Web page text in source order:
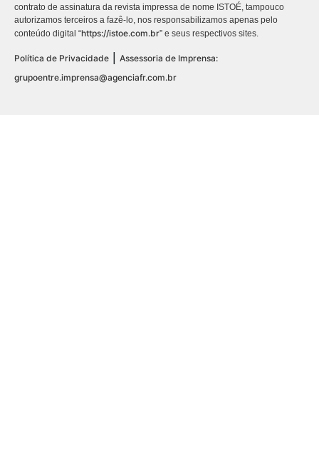
contrato de assinatura da revista impressa de nome ISTOÉ, tampouco
autorizamos terceiros a fazê-lo, nos responsabilizamos apenas pelo
conteúdo digital “https://istoe.com.br” e seus respectivos sites.
Política de Privacidade
Assessoria de Imprensa:
grupoentre.imprensa@agenciafr.com.br